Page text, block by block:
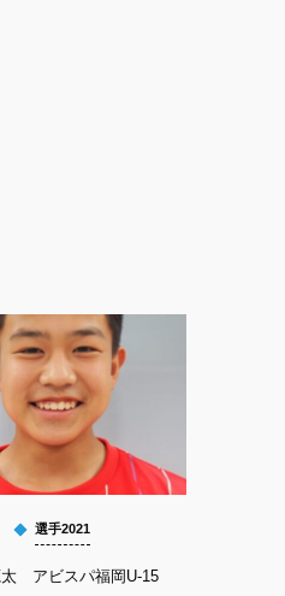
選手2021
アビスパ福岡U-15